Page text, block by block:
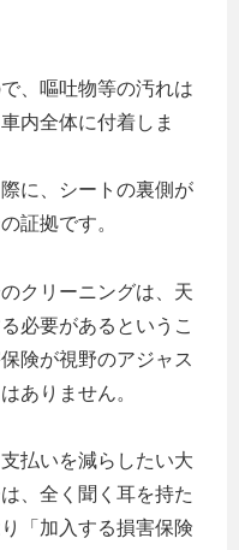
、嘔吐物等の汚れは
内全体に付着しま
に、シートの裏側が
証拠です。
クリーニングは、天
必要があるというこ
険が視野のアジャス
ありません。
払いを減らしたい大
、全く聞く耳を持た
「加入する損害保険